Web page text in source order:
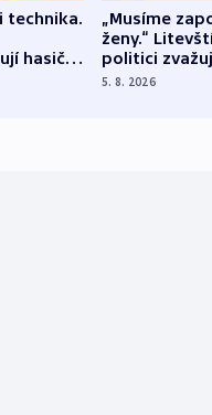
technika.
hasiči z
„Musíme
ženy.“
politici
dohodu o
5. 8. 2026